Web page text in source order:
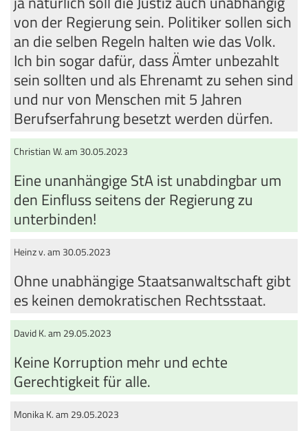
von der Regierung sein. Politiker sollen sich
an die selben Regeln halten wie das Volk.
Ich bin sogar dafür, dass Ämter unbezahlt
sein sollten und als Ehrenamt zu sehen sind
und nur von Menschen mit 5 Jahren
Berufserfahrung besetzt werden dürfen.
Christian W. am 30.05.2023
Eine unanhängige StA ist unabdingbar um
den Einfluss seitens der Regierung zu
unterbinden!
Heinz v. am 30.05.2023
Ohne unabhängige Staatsanwaltschaft gibt
es keinen demokratischen Rechtsstaat.
David K. am 29.05.2023
Keine Korruption mehr und echte
Gerechtigkeit für alle.
Monika K. am 29.05.2023